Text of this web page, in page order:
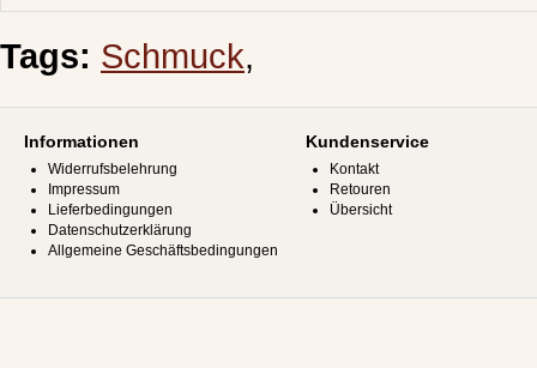
Tags: Schmuck,
Informationen
Widerrufsbelehrung
Impressum
Lieferbedingungen
Datenschutzerklärung
Allgemeine Geschäftsbedingungen
Kundenservice
Kontakt
Retouren
Übersicht